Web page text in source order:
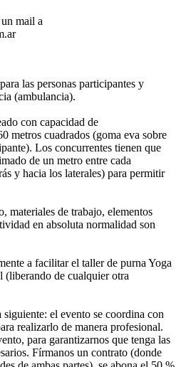
mail a
las personas participantes y
(ambulancia).
con capacidad de
metros cuadrados (goma eva sobre
Los concurrentes tienen que
de un metro entre cada
y hacia los laterales) para permitir
materiales de trabajo, elementos
en absoluta normalidad son
a facilitar el taller de purna Yoga
(liberando de cualquier otra
el evento se coordina con
realizarlo de manera profesional.
para garantizarnos que tenga las
Fírmanos un contrato (donde